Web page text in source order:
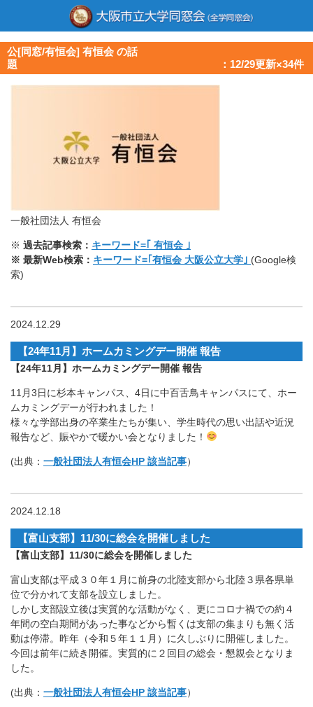
公[同窓/有恒会] 有恒会 の話
題 ：12/29更新×34件
一般社団法人 有恒会
※ 過去記事検索： キーワード=｢ 有恒会 ｣
※ 最新Web検索： キーワード=｢有恒会 大阪公立大学｣ (Google検
索)
2024.12.29
【24年11月】ホームカミングデー開催 報告
【24年11月】ホームカミングデー開催 報告
11月3日に杉本キャンパス、4日に中百舌鳥キャンパスにて、ホー
ムカミングデーが行われました！
様々な学部出身の卒業生たちが集い、学生時代の思い出話や近況
報告など、賑やかで暖かい会となりました！
(出典： 一般社団法人有恒会HP 該当記事）
2024.12.18
【富山支部】11/30に総会を開催しました
【富山支部】11/30に総会を開催しました
富山支部は平成３０年１月に前身の北陸支部から北陸３県各県単
位で分かれて支部を設立しました。
しかし支部設立後は実質的な活動がなく、更にコロナ禍での約４
年間の空白期間があった事などから暫くは支部の集まりも無く活
動は停滞。昨年（令和５年１１月）に久しぶりに開催しました。
今回は前年に続き開催。実質的に２回目の総会・懇親会となりま
した。
(出典： 一般社団法人有恒会HP 該当記事）